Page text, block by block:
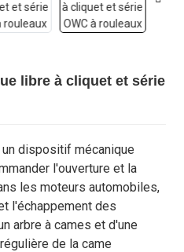
libre à cliquet et série
dispositif mécanique
l'ouverture et la
les moteurs automobiles,
l'échappement des
arbre à cames et d'une
de la came